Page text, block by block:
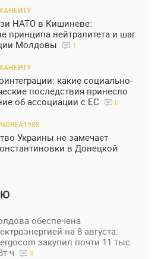
НАТО в Кишиневе:
принципа нейтралитета и шаг
Молдовы
1
какие социально-
последствия принесло
об ассоциации с ЕС
0
Украины не замечает
в Донецкой
обеспечена
на 8 августа:
закупил почти 11 тыс.
8